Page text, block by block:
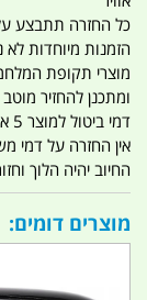
כל החזרה תתבצע
הזמנות מיוחדות לא
מוצרי תקופת
ומתכנן להחזיר מוטב
דמי ביטול למוצר 5 אחוז
אין החזרה על דמי
החיוב יהיה הלוך
מוצרים דומים: